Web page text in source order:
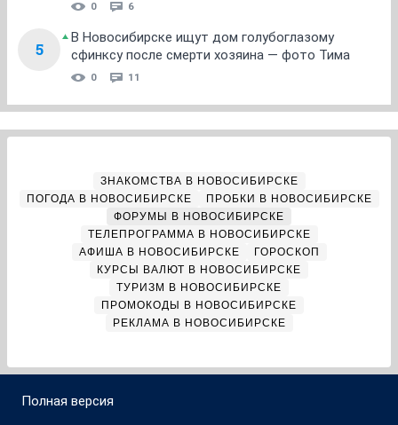
0 6
5
В Новосибирске ищут дом голубоглазому
сфинксу после смерти хозяина — фото Тима
0 11
ЗНАКОМСТВА В НОВОСИБИРСКЕ
ПОГОДА В НОВОСИБИРСКЕ
ПРОБКИ В НОВОСИБИРСКЕ
ФОРУМЫ В НОВОСИБИРСКЕ
ТЕЛЕПРОГРАММА В НОВОСИБИРСКЕ
АФИША В НОВОСИБИРСКЕ
ГОРОСКОП
КУРСЫ ВАЛЮТ В НОВОСИБИРСКЕ
ТУРИЗМ В НОВОСИБИРСКЕ
ПРОМОКОДЫ В НОВОСИБИРСКЕ
РЕКЛАМА В НОВОСИБИРСКЕ
Полная версия